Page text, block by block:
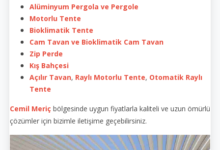
Alüminyum Pergola ve Pergole
Motorlu Tente
Bioklimatik Tente
Cam Tavan ve Bioklimatik Cam Tavan
Zip Perde
Kış Bahçesi
Açılır Tavan, Raylı Motorlu Tente, Otomatik Raylı
Tente
Cemil Meriç bölgesinde uygun fiyatlarla kaliteli ve uzun ömürlü
çözümler için bizimle iletişime geçebilirsiniz.